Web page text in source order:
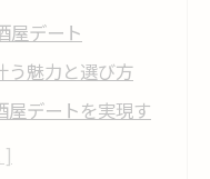
屋デート
う魅力と選び方
屋デートを実現す